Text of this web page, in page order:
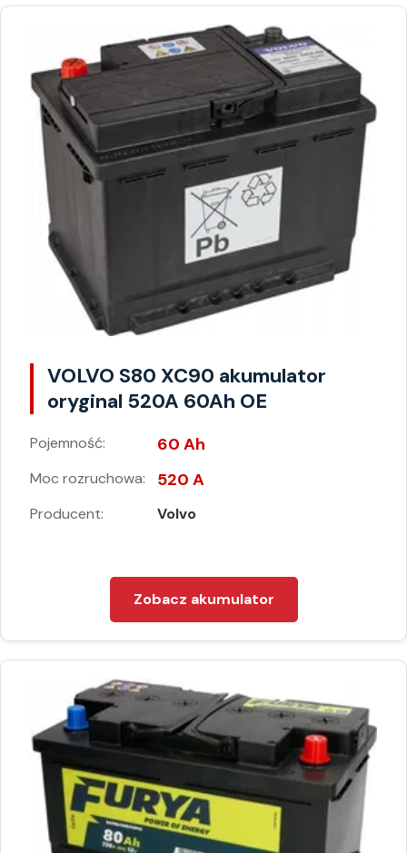
VOLVO S80 XC90 akumulator
oryginal 520A 60Ah OE
Pojemność: 60 Ah
Moc rozruchowa: 520 A
Producent: Volvo
Zobacz akumulator